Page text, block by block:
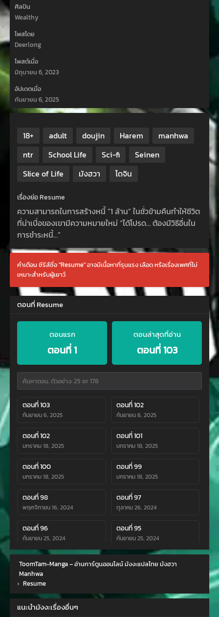
ศิลปิน
Wealthy
โพสโดย
Deerlong
โพสต์เมื่อ
มิถุนายน 6, 2023
อัปเดตเมื่อ
กันยายน 6, 2025
18+ adult doujin Harem
manhwa
ntr
School Life Sci-fi
Seinen
Slice of Life
มังฮวา โดจิน
เรื่องย่อ Resume
ความสามารถในการสร้างหนี้ “1 ล้าน” ในชั่วข้ามคืนทำให้ชีวิต
ที่น่าเบื่อของเขามีความหมายใหม่ “ได้โปรด… ต้องมีวิธีอื่นใน
การชำระหนี้…”
คำเตือน ซีรีส์ชื่อ "Resume" อาจมีเนื้อหาที่รุนแรง เลือด หรือเรื่องเพศที่ไม่
เหมาะสำหรับผู้เยาว์
ตอนที่ Resume
ตอนแรก
ตอนที่ 1
ตอนล่าสุดที่อ่าน
ตอนที่ 103
ตอนที่ 103
กันยายน 6, 2025
ตอนที่ 102
กันยายน 6, 2025
ตอนที่ 102
มกราคม 18, 2025
ตอนที่ 101
มกราคม 18, 2025
ตอนที่ 100
มกราคม 18, 2025
ตอนที่ 99
มกราคม 18, 2025
ตอนที่ 98
พฤศจิกายน 16, 2024
ตอนที่ 97
ตุลาคม 26, 2024
ตอนที่ 96
กันยายน 25, 2024
ตอนที่ 95
กันยายน 25, 2024
กันยายน 25, 2024
ตอนที่ 93
กันยายน 25, 2024
กันยายน 25, 2024 สิงหาคม 10, 2024
ToomTam-Manga – อ่านการ์ตูนออนไลน์ มังงะแปลไทย มังฮวา
Manhwa
› Resume
แนะนำมังงะเรื่องอื่นๆ